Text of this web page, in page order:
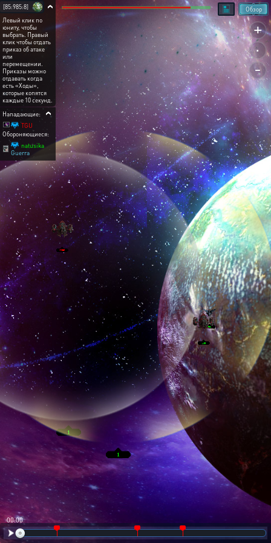
+
.
-
Обзор
[85:985:8]
Левый клик по
юниту, чтобы
выбрать. Правый
клик чтобы отдать
приказ об атаке
или
перемещении.
Приказы можно
отдавать когда
есть «Ходы»,
которые копятся
каждые 10 секунд.
Нападающие:
TGU
Обороняющиеся:
natusika
Guerra
00:01